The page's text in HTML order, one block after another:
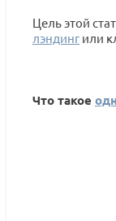
Цель этой
лэндинг или
Что такое